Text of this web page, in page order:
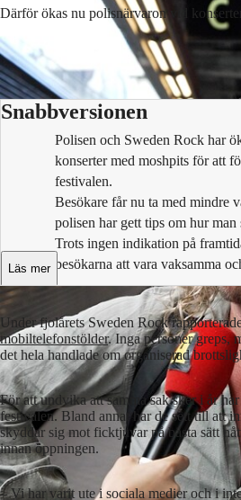
Därför ökas nu polisnärvaron vid konserter
Lyssna på artikeln
3 min
Snabbversionen
Polisen och Sweden Rock har
konserter med moshpits för att
festivalen.
Besökare får nu ta med mindre
polisen har gett tips om hur man
Trots ingen indikation på
besökarna att vara vaksamma
Läs mer
Under fjolårets Sweden Rock
mobiltelefonstölder. Inga personer greps,
det hela handlade om organiserad
För att undvika att samma sak sker i år har
festivalen. Bland annat har de sett till att
skyddar sig mot ficktjuvar på bästa sätt
innan öppningen.
– Vi har varit ute i sociala medier och i